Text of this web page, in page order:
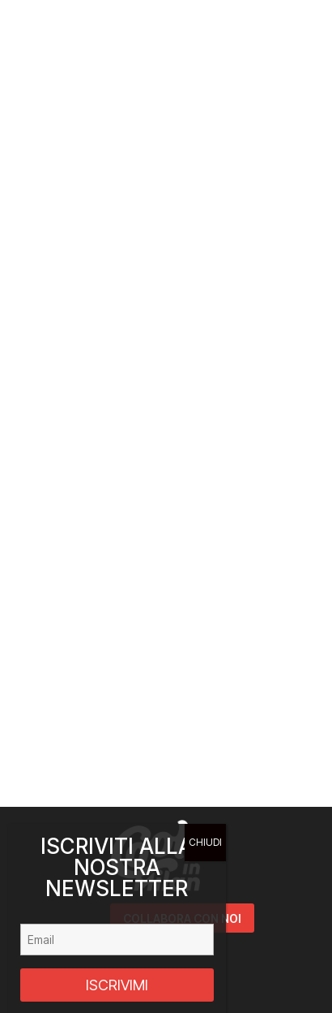
COLLABORA CON NOI
ISCRIVITI ALLA
NOSTRA
NEWSLETTER
ISCRIVIMI